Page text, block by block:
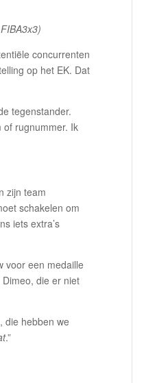
concurrenten
op het EK. Dat
tegenstander.
of rugnummer. Ik
zijn team
schakelen om
iets extra’s
voor een medaille
die er niet
die hebben we
.”